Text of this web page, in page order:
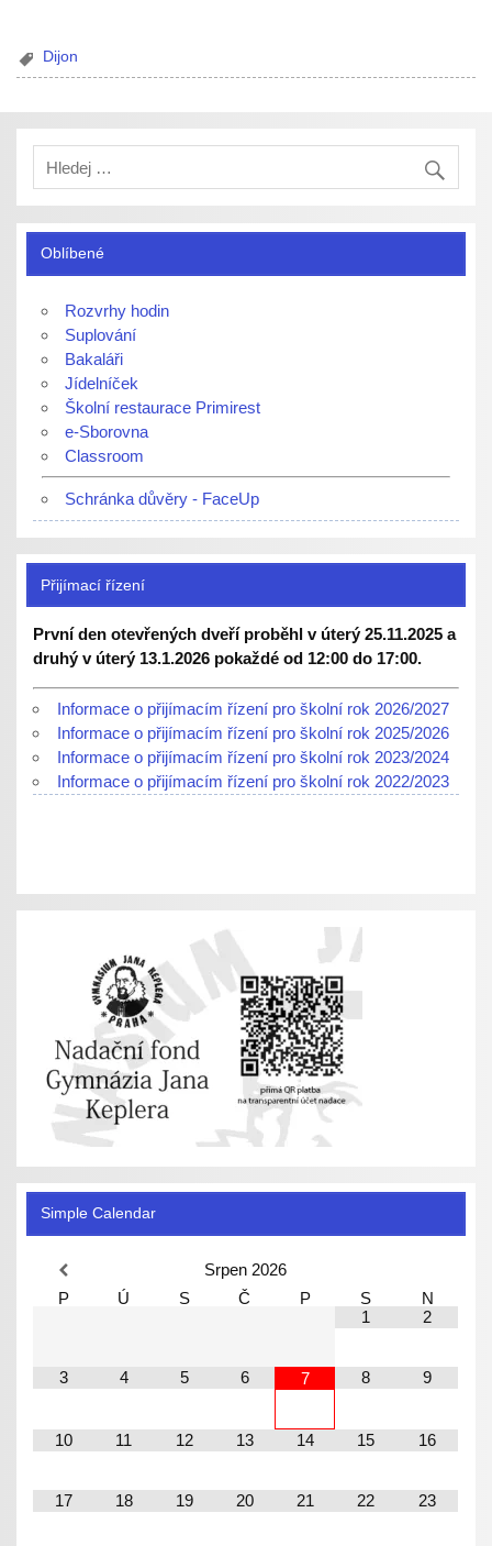
Dijon
Oblíbené
Rozvrhy hodin
Suplování
Bakaláři
Jídelníček
Školní restaurace Primirest
e-Sborovna
Classroom
Schránka důvěry - FaceUp
Přijímací řízení
První den otevřených dveří proběhl v úterý 25.11.2025 a
druhý v úterý 13.1.2026 pokaždé od 12:00 do 17:00.
Informace o přijímacím řízení pro školní rok 2026/2027
Informace o přijímacím řízení pro školní rok 2025/2026
Informace o přijímacím řízení pro školní rok 2023/2024
Informace o přijímacím řízení pro školní rok 2022/2023
Simple Calendar
Srpen 2026
P
Ú S Č P S
N
1
2
3 4 5 6 7 8 9
10 11 12 13 14 15 16
17 18 19 20 21 22 23